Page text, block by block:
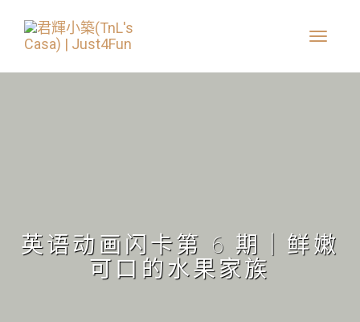
英语动画闪卡第 6 期｜鲜嫩
可口的水果家族